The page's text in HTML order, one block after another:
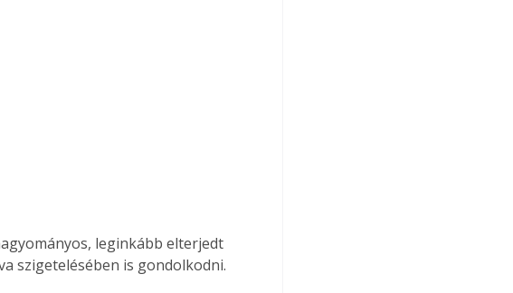
leginkább elterjedt
szigetelésében is gondolkodni.